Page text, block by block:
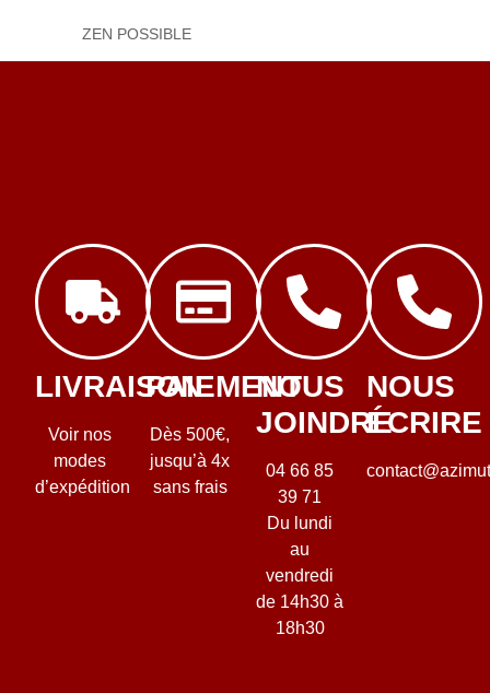
ZEN POSSIBLE
LIVRAISON
Voir nos
modes
d’expédition
PAIEMENT
Dès 500€,
jusqu’à 4x
sans frais
NOUS
JOINDRE
04 66 85
39 71
Du lundi
au
vendredi
de 14h30 à
18h30
NOUS
ÉCRIRE